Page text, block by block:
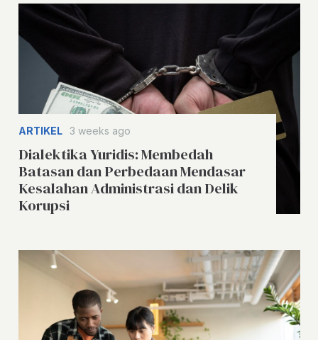
ARTIKEL 3 weeks ago
Dialektika Yuridis: Membedah
Batasan dan Perbedaan Mendasar
Kesalahan Administrasi dan Delik
Korupsi